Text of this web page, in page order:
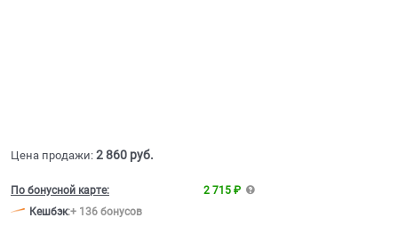
Цена продажи: 2 860 руб.
По бонусной карте:
2 715 ₽
Кешбэк:+ 136 бонусов